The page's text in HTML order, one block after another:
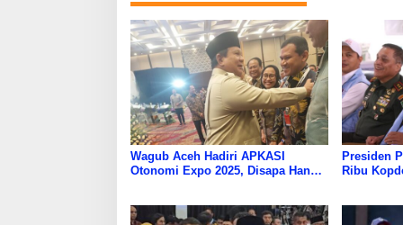
Wagub Aceh Hadiri APKASI
Otonomi Expo 2025, Disapa Hangat
Presiden
Ribu